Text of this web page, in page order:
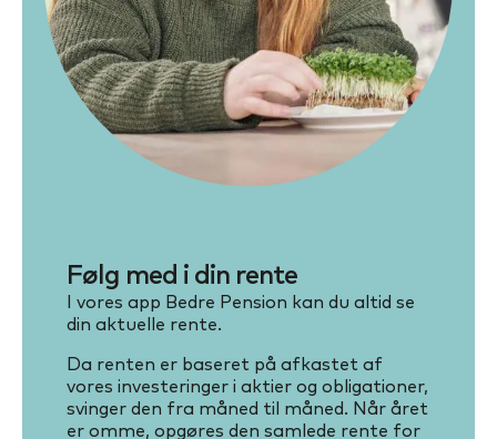
Følg med i din rente
I vores app Bedre Pension kan du altid se
din aktuelle rente.
Da renten er baseret på afkastet af
vores investeringer i aktier og obligationer,
svinger den fra måned til måned. Når året
er omme, opgøres den samlede rente for